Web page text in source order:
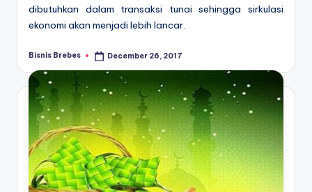
dibutuhkan dalam transaksi tunai sehingga sirkulasi
ekonomi akan menjadi lebih lancar.
Posted
Bisnis Brebes December 26, 2017